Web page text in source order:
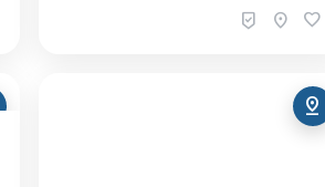
beenhere location_on favorite
pin_drop